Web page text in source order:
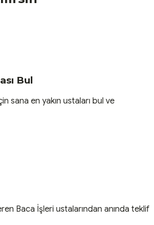
Bul
sana en yakın ustaları bul ve
Baca İşleri ustalarından anında teklif